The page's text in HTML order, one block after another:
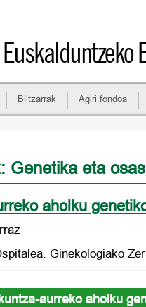
Biltzarrak Agiri fondoa
Genetika eta
aholku
Ginekologiako
aurreko aholku